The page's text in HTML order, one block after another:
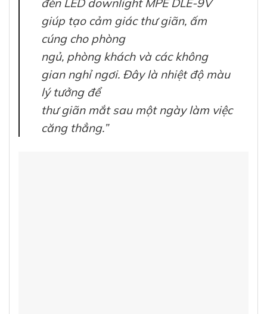
giúp tạo cảm giác thư giãn, ấm
cúng cho phòng
ngủ, phòng khách và các không
gian nghỉ ngơi. Đây là nhiệt độ màu
lý tưởng để
thư giãn mắt sau một ngày làm việc
căng thẳng.”